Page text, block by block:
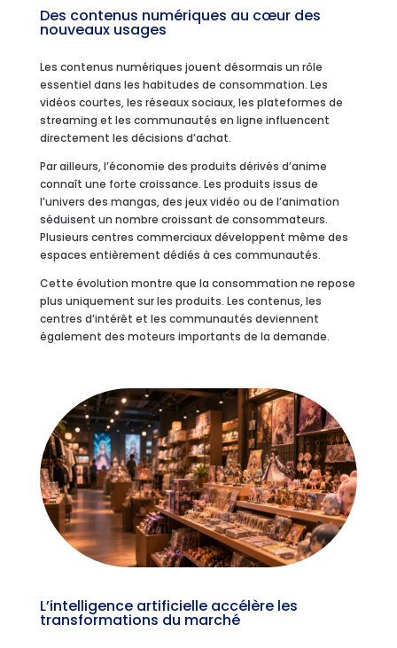
Des contenus numériques au cœur des
nouveaux usages
Les contenus numériques jouent désormais un rôle
essentiel dans les habitudes de consommation. Les
vidéos courtes, les réseaux sociaux, les plateformes de
streaming et les communautés en ligne influencent
directement les décisions d’achat.
Par ailleurs, l’économie des produits dérivés d’anime
connaît une forte croissance. Les produits issus de
l’univers des mangas, des jeux vidéo ou de l’animation
séduisent un nombre croissant de consommateurs.
Plusieurs centres commerciaux développent même des
espaces entièrement dédiés à ces communautés.
Cette évolution montre que la consommation ne repose
plus uniquement sur les produits. Les contenus, les
centres d’intérêt et les communautés deviennent
également des moteurs importants de la demande.
L’intelligence artificielle accélère les
transformations du marché